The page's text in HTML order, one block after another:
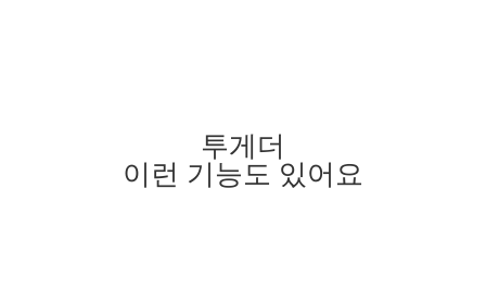
투게더
이런 기능도 있어요